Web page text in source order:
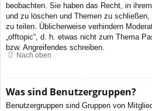
beobachten. Sie haben das Recht, in
und zu löschen und Themen zu
zu teilen. Üblicherweise verhindern
„offtopic“, d. h. etwas nicht zum Thema
bzw. Angreifendes schreiben.
Nach oben
Was sind Benutzergruppen?
Benutzergruppen sind Gruppen von